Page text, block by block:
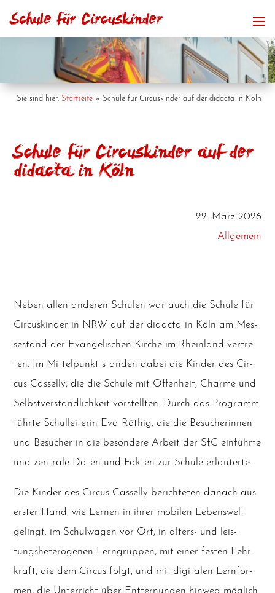
Sie sind hier: Startseite » Schule für Circuskinder auf der didacta in Köln
Schule für Circuskinder auf der
didacta in Köln
22. März 2026
Allgemein
Neben allen ande­ren Schu­len war auch die Schu­le für
Cir­cus­kin­der in NRW auf der didac­ta in Köln am Mes­
se­stand der Evan­ge­li­schen Kir­che im Rhein­land ver­tre­
ten. Im Mit­tel­punkt stan­den dabei die Kin­der des Cir­
cus Cas­sel­ly, die die Schu­le mit Offen­heit, Charme und
Selbst­ver­ständ­lich­keit vor­stell­ten. Durch das Pro­gramm
führ­te Schul­lei­te­rin Eva Röthig, die die Besu­che­rin­nen
und Besu­cher in die beson­de­re Arbeit der SfC ein­führ­te
und zen­tra­le Daten und Fak­ten zur Schu­le erläuterte.
Die Kin­der des Cir­cus Cas­sel­ly berich­te­ten danach aus
ers­ter Hand, wie Ler­nen in ihrer mobi­len Lebens­welt
gelingt: im Schul­wa­gen vor Ort, in alters- und leis­
tungs­he­te­ro­ge­nen Lern­grup­pen, mit einer fes­ten Lehr­
kraft, die dem Cir­cus folgt, und mit digi­ta­len Lern­for­
men, die Unter­richt über Ent­fer­nun­gen hin­weg mög­lich